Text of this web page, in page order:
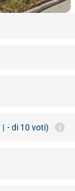
| - di 10 voti)